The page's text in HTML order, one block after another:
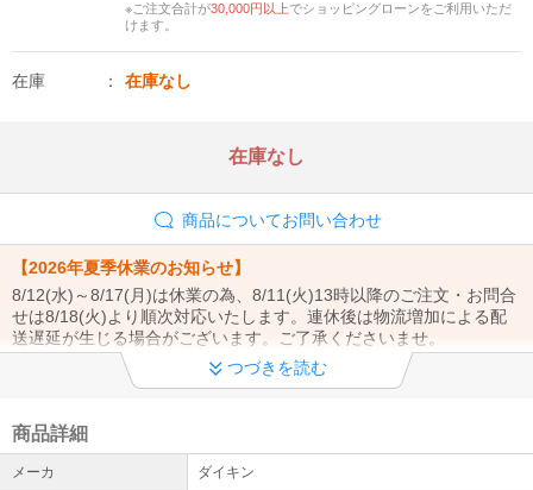
※ご注文合計が30,000円以上でショッピングローンをご利用いただ
けます。
在庫 在庫なし
在庫なし
商品についてお問い合わせ
【2026年夏季休業のお知らせ】
8/12(水)～8/17(月)は休業の為、8/11(火)13時以降のご注文・お問合
せは8/18(火)より順次対応いたします。連休後は物流増加による配
送遅延が生じる場合がございます。ご了承くださいませ。
【商品発送についてのご案内】
営業日(月曜日)からの発送となる場合がございます。ご了承くださ
いませ。
つづきを読む
商品詳細
メーカ ダイキン